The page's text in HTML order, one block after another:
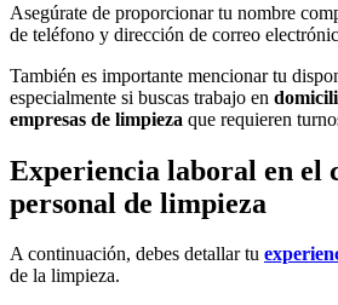
Asegúrate de proporcionar tu nombre
de teléfono y dirección de correo
También es importante mencionar tu
especialmente si buscas trabajo en
empresas de limpieza que requieren
Experiencia laboral en el
personal de limpieza
A continuación, debes detallar tu
de la limpieza.